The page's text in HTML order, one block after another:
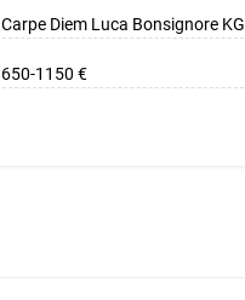
Carpe Diem Luca Bonsignore KG
650-1150 €